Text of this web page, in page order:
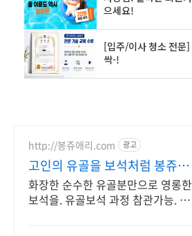
http://봉쥬애리.com 광고
고인의 유골을 보석처럼 봉쥬애
리
화장한 순수한 유골분만으로 영롱한
보석을. 유골보석 과정 참관가능. 카